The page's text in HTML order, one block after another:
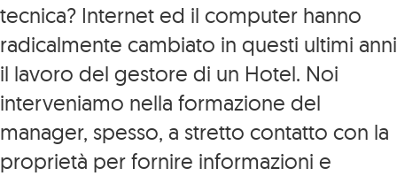
tecnica? Internet ed il computer hanno
radicalmente cambiato in questi ultimi anni
il lavoro del gestore di un Hotel. Noi
interveniamo nella formazione del
manager, spesso, a stretto contatto con la
proprietà per fornire informazioni e